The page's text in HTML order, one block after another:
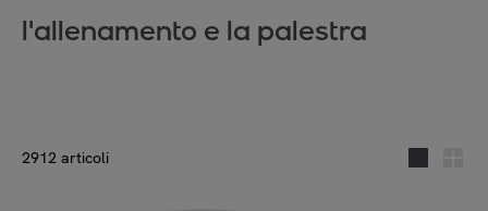
l'allenamento e la palestra
2912 articoli